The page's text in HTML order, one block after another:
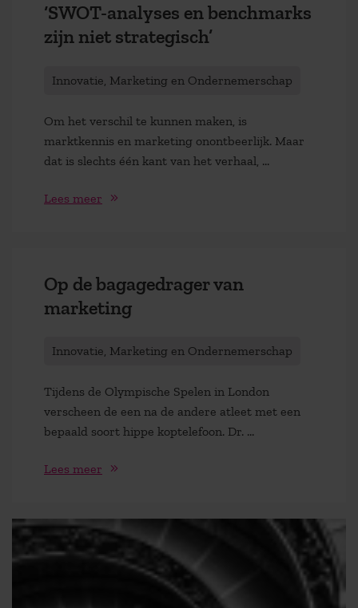
‘SWOT-analyses en benchmarks
zijn niet strategisch’
Innovatie, Marketing en Ondernemerschap
Om het verschil te kunnen maken, is
marktkennis en marketing onontbeerlijk. Maar
dat is slechts één kant van het verhaal, ...
Lees meer
Op de bagagedrager van
marketing
Innovatie, Marketing en Ondernemerschap
Tijdens de Olympische Spelen in London
verscheen de een na de andere atleet met een
bepaald soort hippe koptelefoon. Dr. ...
Lees meer